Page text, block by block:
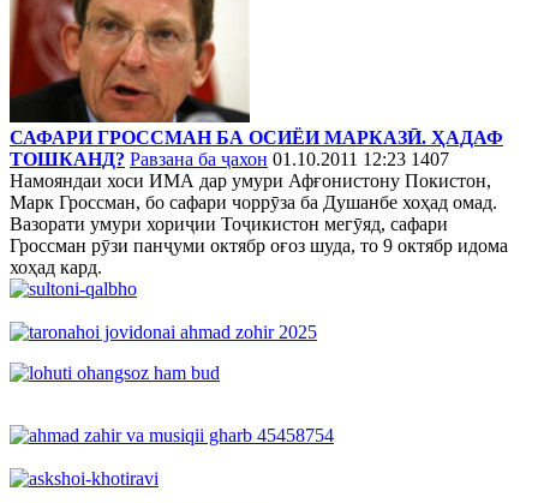
САФАРИ ГРОССМАН БА ОСИЁИ МАРКАЗӢ. ҲАДАФ
ТОШКАНД? Равзана ба ҷахон 01.10.2011 12:23 1407
Намояндаи хоси ИМА дар умури Афғонистону Покистон,
Марк Гроссман, бо сафари чоррӯза ба Душанбе хоҳад омад.
Вазорати умури хориҷии Тоҷикистон мегӯяд, сафари
Гроссман рӯзи панҷуми октябр оғоз шуда, то 9 октябр идома
хоҳад кард.